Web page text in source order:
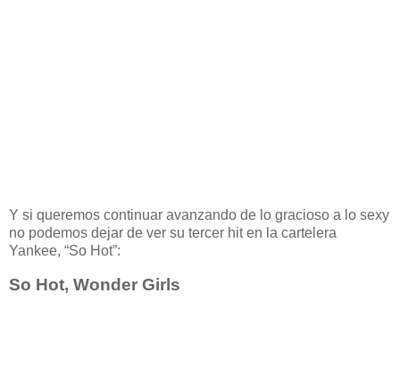
Y si queremos continuar avanzando de lo gracioso a lo sexy
no podemos dejar de ver su tercer hit en la cartelera
Yankee, “So Hot”:
So Hot, Wonder Girls